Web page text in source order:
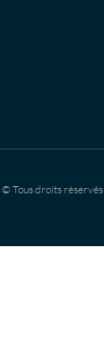
© Tous droits réservés